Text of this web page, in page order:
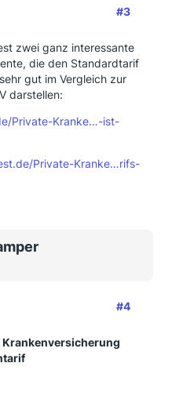
#3
zwei ganz interessante
die den Standardtarif
gut im Vergleich zur
darstellen:
Private-Kranke…-ist-
Private-Kranke…rifs-
#4
Krankenversicherung